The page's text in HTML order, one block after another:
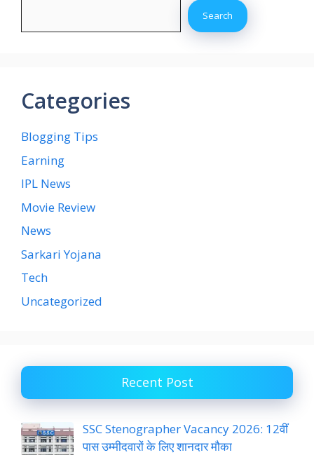
Search
Categories
Blogging Tips
Earning
IPL News
Movie Review
News
Sarkari Yojana
Tech
Uncategorized
Recent Post
SSC Stenographer Vacancy 2026: 12वीं
पास उम्मीदवारों के लिए शानदार मौका